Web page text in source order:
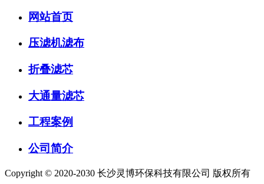
网站首页
压滤机滤布
折叠滤芯
大通量滤芯
工程案例
公司简介
Copyright © 2020-2030 长沙灵博环保科技有限公司 版权所有